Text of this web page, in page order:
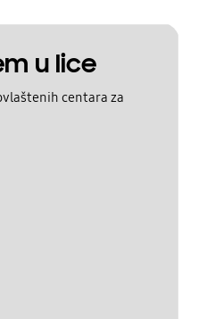
u lice
centara za